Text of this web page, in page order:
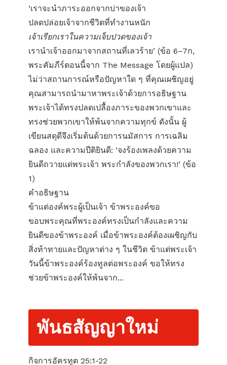
‘เราจะนำภาระออกจากบ่าของเจ้า
ปลดปล่อยเจ้าจากชีวิตที่ทำงานหนัก
เจ้าเรียกเราในความเจ็บปวดของเจ้า
เรานำเจ้าออกมาจากสถานที่เลวร้าย’ (ข้อ 6–7ก,
พระคัมภีร์ตอนนี้จาก The Message โดยผู้แปล)
ไม่ว่าสถานการณ์หรือปัญหาใด ๆ ที่คุณเผชิญอยู่
คุณสามารถนำมาหาพระเจ้าด้วยการอธิษฐาน
พระเจ้าได้ทรงปลดเปลื้องภาระของพวกเขาและ
ทรงช่วยพวกเขาให้พ้นจากความทุกข์ ดังนั้น ผู้
เขียนสดุดีจึงเริ่มต้นด้วยการนมัสการ การเฉลิม
ฉลอง และความปีติยินดี: ‘จงร้องเพลงด้วยความ
ยินดีถวายแด่พระเจ้า พระกำลังของพวกเรา!’ (ข้อ
1)
คำอธิษฐาน
ข้าแต่องค์พระผู้เป็นเจ้า ข้าพระองค์ขอ
ขอบพระคุณที่พระองค์ทรงเป็นกำลังและความ
ยินดีของข้าพระองค์ เมื่อข้าพระองค์ต้องเผชิญกับ
สิ่งท้าทายและปัญหาต่าง ๆ ในชีวิต ข้าแต่พระเจ้า
วันนี้ข้าพระองค์ร้องทูลต่อพระองค์ ขอให้ทรง
ช่วยข้าพระองค์ให้พ้นจาก...
พันธสัญญาใหม่
กิจการอัครทูต 25:1-22